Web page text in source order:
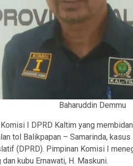
Baharuddin Demmu
Komisi I DPRD Kaltim yang
tol Balikpapan – Samarinda,
(DPRD). Pimpinan Komisi I
kubu Ernawati, H. Maskuni.